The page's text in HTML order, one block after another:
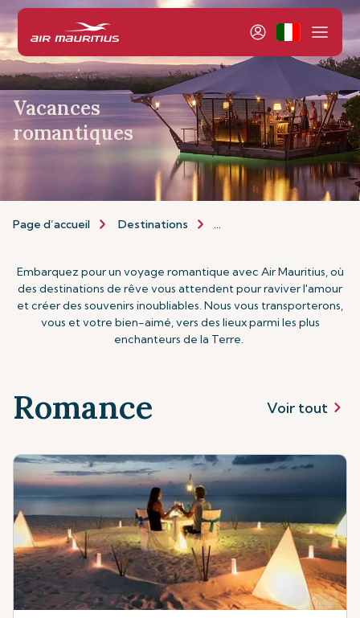
Vacances
romantiques
Page d’accueil Destinations Types de Vacances
Embarquez pour un voyage romantique avec Air Mauritius, où
des destinations de rêve vous attendent pour raviver l'amour
et créer des souvenirs inoubliables. Nous vous transporterons,
vous et votre bien-aimé, vers des lieux parmi les plus
enchanteurs de la Terre.
Romance Voir tout